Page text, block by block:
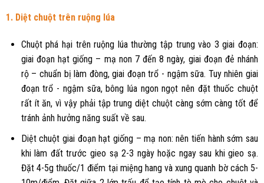
1. Diệt chuột trên ruộng lúa
Chuột phá hại trên ruộng lúa thường tập trung vào 3 giai đoạn:
giai đoạn hạt giống – mạ non 7 đến 8 ngày, giai đoạn đẻ nhánh
rộ – chuẩn bị làm đòng, giai đoạn trổ - ngậm sữa. Tuy nhiên giai
đoạn trổ - ngậm sữa, bông lúa ngon ngọt nên đặt thuốc chuột
rất ít ăn, vì vậy phải tập trung diệt chuột càng sớm càng tốt để
tránh ảnh hưởng năng suất về sau.
Diệt chuột giai đoạn hạt giống – mạ non: nên tiến hành sớm sau
khi làm đất trước gieo sạ 2-3 ngày hoặc ngay sau khi gieo sạ.
Đặt 4-5g thuốc/1 điểm tại miệng hang và xung quanh bờ cách 5-